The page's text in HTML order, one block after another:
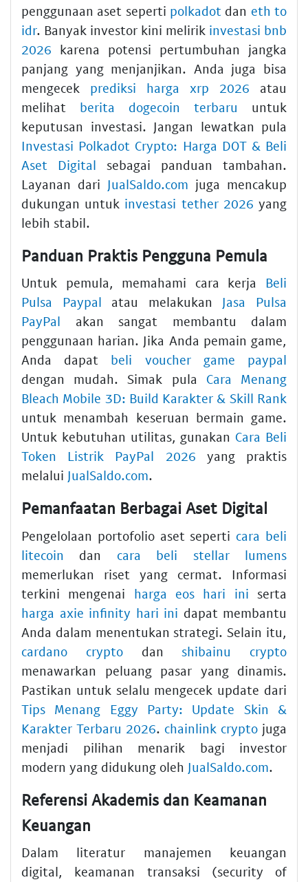
penggunaan aset seperti polkadot dan eth to
idr. Banyak investor kini melirik investasi bnb
2026 karena potensi pertumbuhan jangka
panjang yang menjanjikan. Anda juga bisa
mengecek prediksi harga xrp 2026 atau
melihat berita dogecoin terbaru untuk
keputusan investasi. Jangan lewatkan pula
Investasi Polkadot Crypto: Harga DOT & Beli
Aset Digital sebagai panduan tambahan.
Layanan dari JualSaldo.com juga mencakup
dukungan untuk investasi tether 2026 yang
lebih stabil.
Panduan Praktis Pengguna Pemula
Untuk pemula, memahami cara kerja Beli
Pulsa Paypal atau melakukan Jasa Pulsa
PayPal akan sangat membantu dalam
penggunaan harian. Jika Anda pemain game,
Anda dapat beli voucher game paypal
dengan mudah. Simak pula Cara Menang
Bleach Mobile 3D: Build Karakter & Skill Rank
untuk menambah keseruan bermain game.
Untuk kebutuhan utilitas, gunakan Cara Beli
Token Listrik PayPal 2026 yang praktis
melalui JualSaldo.com.
Pemanfaatan Berbagai Aset Digital
Pengelolaan portofolio aset seperti cara beli
litecoin dan cara beli stellar lumens
memerlukan riset yang cermat. Informasi
terkini mengenai harga eos hari ini serta
harga axie infinity hari ini dapat membantu
Anda dalam menentukan strategi. Selain itu,
cardano cryptodan shibainu crypto
menawarkan peluang pasar yang dinamis.
Pastikan untuk selalu mengecek update dari
Tips Menang Eggy Party: Update Skin &
Karakter Terbaru 2026. chainlink crypto juga
menjadi pilihan menarik bagi investor
modern yang didukung oleh JualSaldo.com.
Referensi Akademis dan Keamanan
Keuangan
Dalam literatur manajemen keuangan
digital, keamanan transaksi (security of